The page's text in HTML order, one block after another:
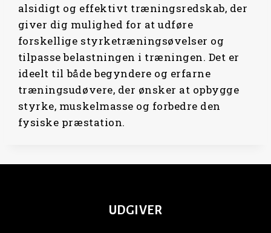
alsidigt og effektivt træningsredskab, der
giver dig mulighed for at udføre
forskellige styrketræningsøvelser og
tilpasse belastningen i træningen. Det er
ideelt til både begyndere og erfarne
træningsudøvere, der ønsker at opbygge
styrke, muskelmasse og forbedre den
fysiske præstation.
UDGIVER